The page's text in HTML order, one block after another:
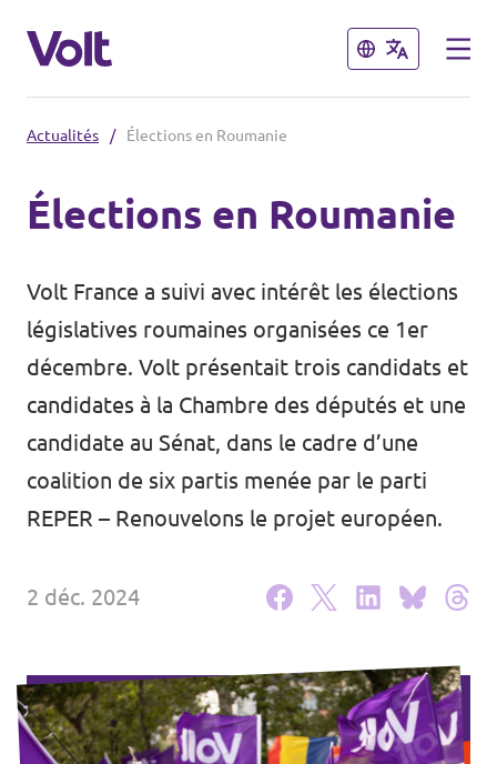
Fermer
Nos élections
Carte des régions
Nos régions et villes
Volt Lille
Fermer
À propos de Volt
Actualités
Donner
Actualités / Élections en Roumanie
Élections en Roumanie
Volt France a suivi avec intérêt les élections
législatives roumaines organisées ce 1er
décembre. Volt présentait trois candidats et
candidates à la Chambre des députés et une
candidate au Sénat, dans le cadre d’une
coalition de six partis menée par le parti
REPER – Renouvelons le projet européen.
2 déc. 2024